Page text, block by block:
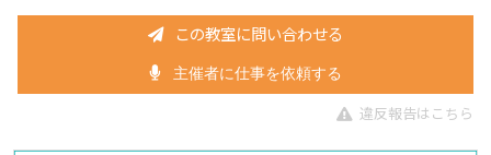
この教室に問い合わせる
主催者に仕事を依頼する
違反報告はこちら